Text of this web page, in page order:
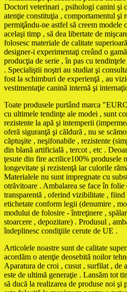
Doctori veterinari , psihologi canini şi
atenţie constituţia , comportamentul şi
permiţându-ne astfel să creem modele
acelaşi timp , să dea libertate de
folosesc materiale de calitate
designer-i experimentaţi creând o
producţia de serie , în pas cu
. Specialiştii noştri au studiat şi
fost la schimburi de experienţă , au
vestimentaţie canină internă şi
Toate produsele purtând marca
cu ultimele tendinţe ale modei , sunt
rezistente la apă şi intemperii
oferă siguranţă şi căldură , nu se
căptuşite , neşifonabile , rezistente
din blană artificială , tercot , etc .
ţesute din fire acrilice100% produsele
longevitate şi rezistenţă iar culorile
Materialele nu sunt impregnate cu
otrăvitoare . Ambalarea se face în
transparentă , oferind vizibilitate , fiind
etichetate conform legii (denumire ,
modului de folosire - întreţinere ,
stoarcere , depozitare) . Produsul ,
îndeplinesc condiţiile cerute de UE .
Articolele noastre sunt de calitate
acordăm o atenţie deosebită noilor
Aparatura de croi , cusut , surfilat , de
este de ultimă generaţie . Lansăm tot
să ducă la realizarea de produse noi